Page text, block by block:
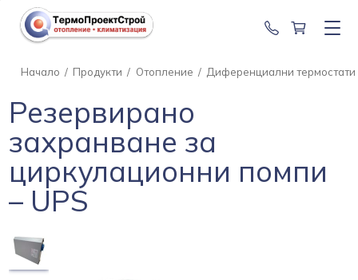
0888 201
Начало / Продукти / Отопление / Диференциални термостати
Резервирано
захранване за
циркулационни помпи
– UPS